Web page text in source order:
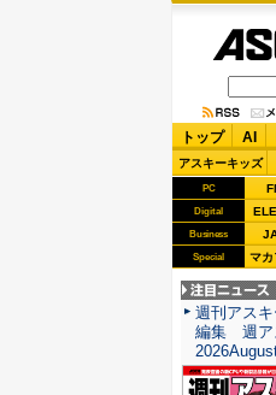
トップ AI
アスキーキッズ
PC
Digital
Business
Special マカ
注目ニュー
週刊アスキ
編集 週ア